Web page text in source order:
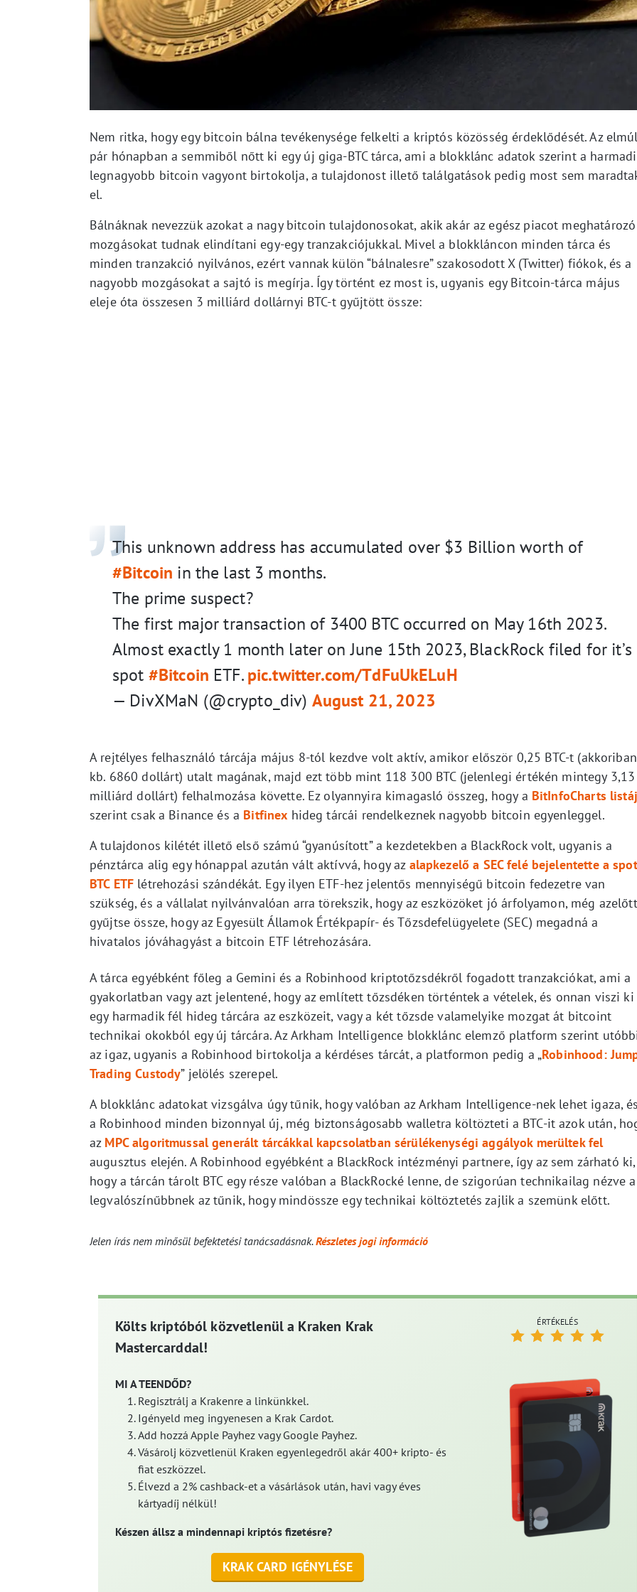
Nem ritka, hogy egy bitcoin bálna tevékenysége felkelti a kriptós közösség érdeklődését. Az
pár hónapban a semmiből nőtt ki egy új giga-BTC tárca, ami a blokklánc adatok szerint a
legnagyobb bitcoin vagyont birtokolja, a tulajdonost illető találgatások pedig most sem
el.
Bálnáknak nevezzük azokat a nagy bitcoin tulajdonosokat, akik akár az egész piacot meghatározó
mozgásokat tudnak elindítani egy-egy tranzakciójukkal. Mivel a blokkláncon minden tárca és
minden tranzakció nyilvános, ezért vannak külön “bálnalesre” szakosodott X (Twitter) fiókok, és a
nagyobb mozgásokat a sajtó is megírja. Így történt ez most is, ugyanis egy Bitcoin-tárca május
eleje óta összesen 3 milliárd dollárnyi BTC-t gyűjtött össze:
This unknown address has accumulated over $3 Billion worth of
#Bitcoin in the last 3 months.
The prime suspect?
The first major transaction of 3400 BTC occurred on May 16th 2023.
Almost exactly 1 month later on June 15th 2023, BlackRock filed for it’s
spot #Bitcoin ETF.pic.twitter.com/TdFuUkELuH
— DivXMaN (@crypto_div) August 21, 2023
A rejtélyes felhasználó tárcája május 8-tól kezdve volt aktív, amikor először 0,25 BTC-t (akkoriban
kb. 6860 dollárt) utalt magának, majd ezt több mint 118 300 BTC (jelenlegi értékén mintegy 3,13
milliárd dollárt) felhalmozása követte. Ez olyannyira kimagasló összeg, hogy a BitInfoCharts
szerint csak a Binance és a Bitfinex hideg tárcái rendelkeznek nagyobb bitcoin egyenleggel.
A tulajdonos kilétét illető első számú “gyanúsított” a kezdetekben a BlackRock volt, ugyanis a
pénztárca alig egy hónappal azután vált aktívvá, hogy az alapkezelő a SEC felé bejelentette a spot
BTC ETF létrehozási szándékát. Egy ilyen ETF-hez jelentős mennyiségű bitcoin fedezetre van
szükség, és a vállalat nyilvánvalóan arra törekszik, hogy az eszközöket jó árfolyamon, még azelőtt
gyűjtse össze, hogy az Egyesült Államok Értékpapír- és Tőzsdefelügyelete (SEC) megadná a
hivatalos jóváhagyást a bitcoin ETF létrehozására.
A tárca egyébként főleg a Gemini és a Robinhood kriptotőzsdékről fogadott tranzakciókat, ami a
gyakorlatban vagy azt jelentené, hogy az említett tőzsdéken történtek a vételek, és onnan viszi ki
egy harmadik fél hideg tárcára az eszközeit, vagy a két tőzsde valamelyike mozgat át bitcoint
technikai okokból egy új tárcára. Az Arkham Intelligence blokklánc elemző platform szerint
az igaz, ugyanis a Robinhood birtokolja a kérdéses tárcát, a platformon pedig a „Robinhood:
Trading Custody” jelölés szerepel.
A blokklánc adatokat vizsgálva úgy tűnik, hogy valóban az Arkham Intelligence-nek lehet igaza, és
a Robinhood minden bizonnyal új, még biztonságosabb walletra költözteti a BTC-it azok után,
az MPC algoritmussal generált tárcákkal kapcsolatban sérülékenységi aggályok merültek fel
augusztus elején. A Robinhood egyébként a BlackRock intézményi partnere, így az sem zárható ki,
hogy a tárcán tárolt BTC egy része valóban a BlackRocké lenne, de szigorúan technikailag nézve a
legvalószínűbbnek az tűnik, hogy mindössze egy technikai költöztetés zajlik a szemünk előtt.
Jelen írás nem minősül befektetési tanácsadásnak.Részletes jogi információ
Költs kriptóból közvetlenül a Kraken Krak
Mastercarddal!
MI A TEENDŐD?
Regisztrálj a Krakenre a linkünkkel.
Igényeld meg ingyenesen a Krak Cardot.
Add hozzá Apple Payhez vagy Google Payhez.
Vásárolj közvetlenül Kraken egyenlegedről akár 400+ kripto- és
fiat eszközzel.
Élvezd a 2% cashback-et a vásárlások után, havi vagy éves
kártyadíj nélkül!
Készen állsz a mindennapi kriptós fizetésre?
KRAK CARD IGÉNYLÉSE
ÉRTÉKELÉS